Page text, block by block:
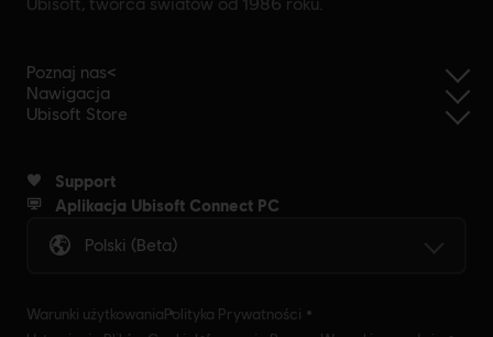
Poznaj nas<
Nawigacja
Ubisoft Store
Support
Aplikacja Ubisoft Connect PC
Polski (beta)
Warunki użytkowaniaPolityka Prywatności